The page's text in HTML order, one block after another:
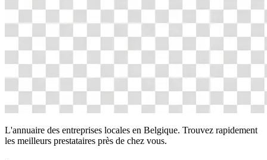
L'annuaire des entreprises locales en Belgique. Trouvez rapidement
les meilleurs prestataires près de chez vous.